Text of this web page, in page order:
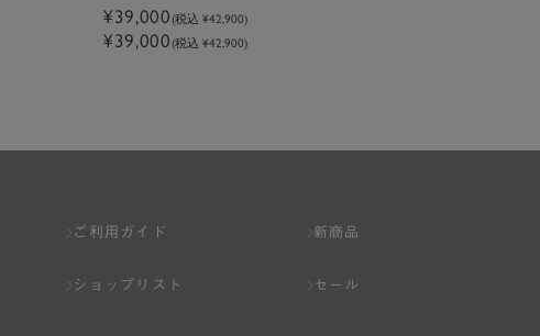
¥39,000 (税込 ¥42,900)
¥39,000 (税込 ¥42,900)
ご利用ガイド
ショップリスト
新商品
セール